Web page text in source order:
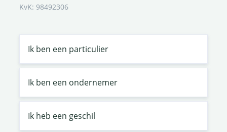
KvK: 98492306
Ik ben een particulier
Ik ben een ondernemer
Ik heb een geschil